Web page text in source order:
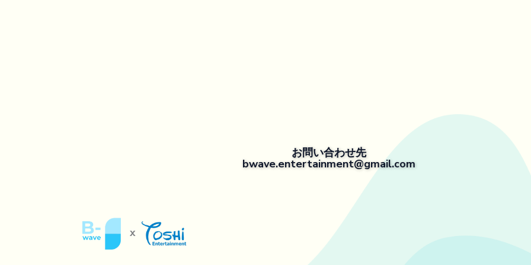
お問い合わせ先
bwave.entertainment@gmail.com
x